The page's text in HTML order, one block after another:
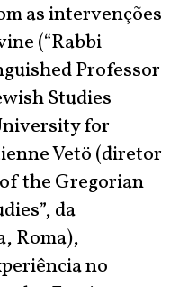
as intervenções
(“Rabbi
Professor
Studies
for
Vetö (diretor
the Gregorian
da
Roma),
no